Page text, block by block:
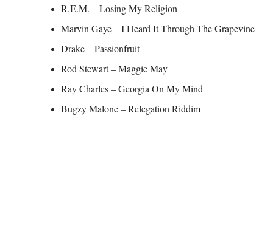
R.E.M. – Losing My Religion
Marvin Gaye – I Heard It Through The Grapevine
Drake – Passionfruit
Rod Stewart – Maggie May
Ray Charles – Georgia On My Mind
Bugzy Malone – Relegation Riddim